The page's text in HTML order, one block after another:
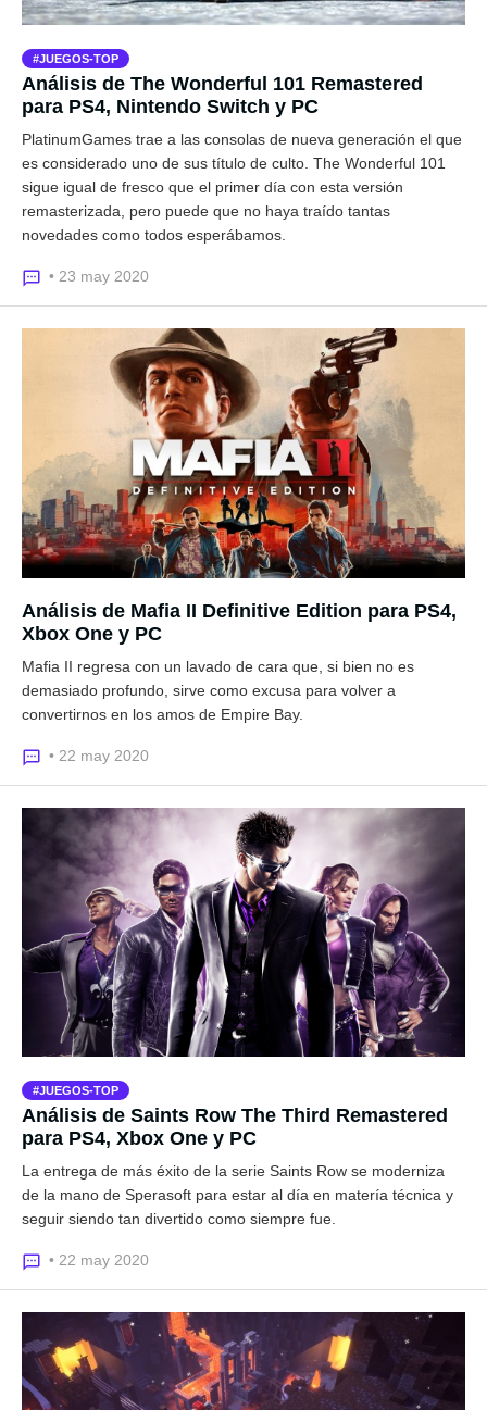
JUEGOS-TOP
Análisis de The Wonderful 101 Remastered
para PS4, Nintendo Switch y PC
PlatinumGames trae a las consolas de nueva generación el que
es considerado uno de sus título de culto. The Wonderful 101
sigue igual de fresco que el primer día con esta versión
remasterizada, pero puede que no haya traído tantas
novedades como todos esperábamos.
• 23 may 2020
Análisis de Mafia II Definitive Edition para PS4,
Xbox One y PC
Mafia II regresa con un lavado de cara que, si bien no es
demasiado profundo, sirve como excusa para volver a
convertirnos en los amos de Empire Bay.
• 22 may 2020
JUEGOS-TOP
Análisis de Saints Row The Third Remastered
para PS4, Xbox One y PC
La entrega de más éxito de la serie Saints Row se moderniza
de la mano de Sperasoft para estar al día en matería técnica y
seguir siendo tan divertido como siempre fue.
• 22 may 2020